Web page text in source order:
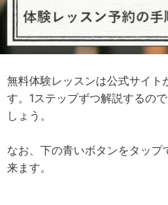
無料体験レッスンは公式サイト
す。1ステップずつ解説するの
しょう。
なお、下の青いボタンをタップ
来ます。